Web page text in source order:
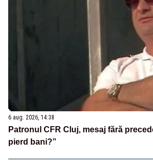
6 aug. 2026, 14:38
Patronul CFR Cluj, mesaj fără
pierd bani?”